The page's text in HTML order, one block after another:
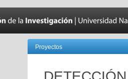
Proyectos